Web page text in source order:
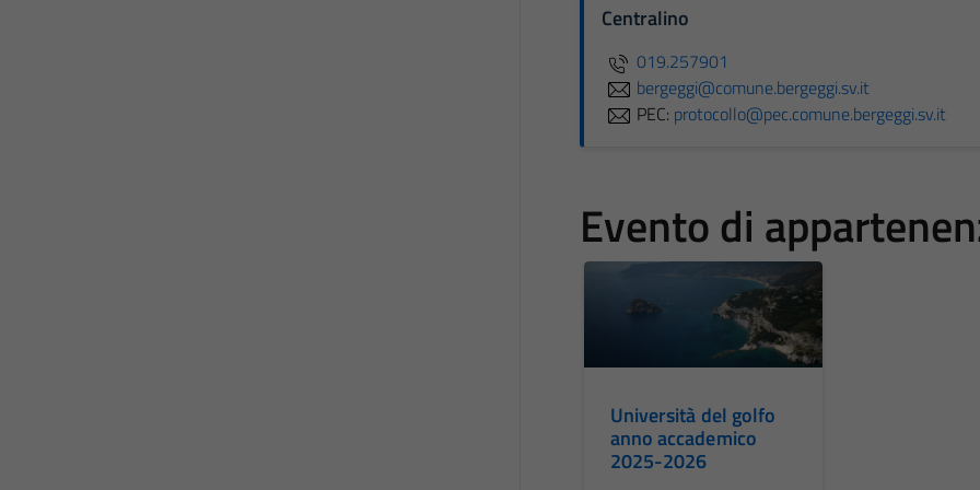
Centralino
019.257901
bergeggi@comune.bergeggi.sv.it
PEC: protocollo@pec.comune.bergeggi.sv.it
Evento di
Università del golfo
anno accademico
2025-2026